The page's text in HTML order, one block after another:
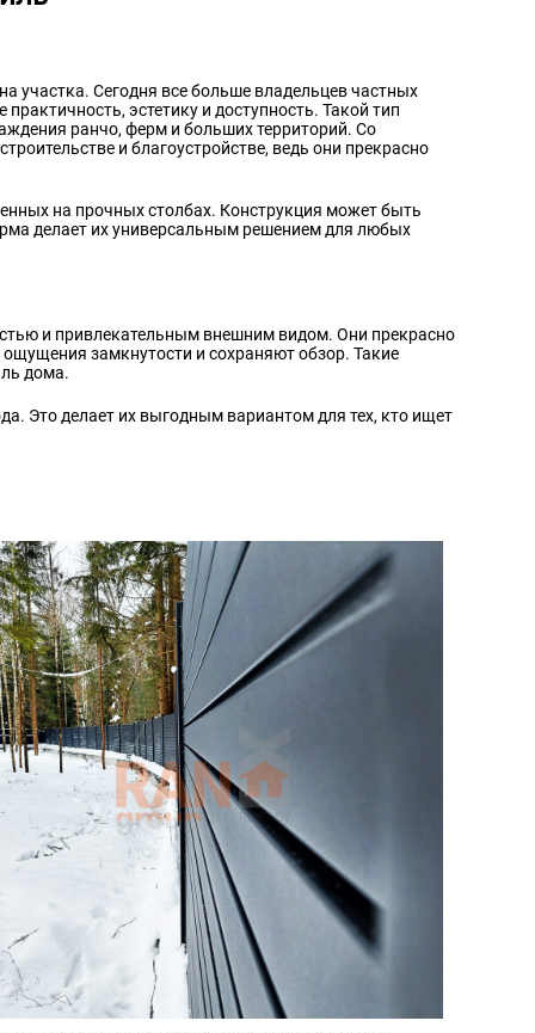
участка. Сегодня все больше владельцев частных
практичность, эстетику и доступность. Такой тип
ранчо, ферм и больших территорий. Со
и благоустройстве, ведь они прекрасно
на прочных столбах. Конструкция может быть
делает их универсальным решением для любых
и привлекательным внешним видом. Они прекрасно
замкнутости и сохраняют обзор. Такие
дома.
Это делает их выгодным вариантом для тех, кто ищет